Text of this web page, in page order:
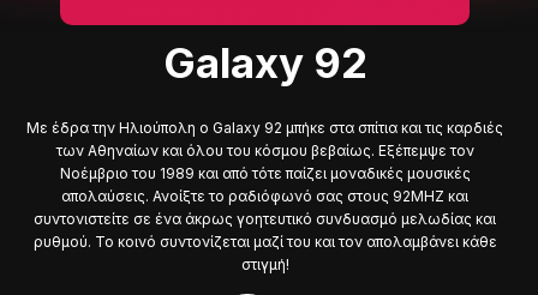
Galaxy 92
Με έδρα την Ηλιούπολη ο Galaxy 92 μπήκε στα σπίτια και τις καρδιές
των Αθηναίων και όλου του κόσμου βεβαίως. Εξέπεμψε τον
Νοέμβριο του 1989 και από τότε παίζει μοναδικές μουσικές
απολαύσεις. Ανοίξτε το ραδιόφωνό σας στους 92ΜΗΖ και
συντονιστείτε σε ένα άκρως γοητευτικό συνδυασμό μελωδίας και
ρυθμού. Το κοινό συντονίζεται μαζί του και τον απολαμβάνει κάθε
στιγμή!